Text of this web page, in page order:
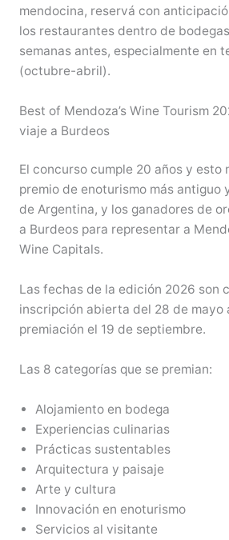
mendocina, reservá con
los restaurantes dentro de
semanas antes, especialmente en
(octubre-abril).
Best of Mendoza’s Wine Tourism
viaje a Burdeos
El concurso cumple 20 años y esto
premio de enoturismo más antiguo
de Argentina, y los ganadores de
a Burdeos para representar a
Wine Capitals.
Las fechas de la edición 2026 son
inscripción abierta del 28 de mayo
premiación el 19 de septiembre.
Las 8 categorías que se premian:
Alojamiento en bodega
Experiencias culinarias
Prácticas sustentables
Arquitectura y paisaje
Arte y cultura
Innovación en enoturismo
Servicios al visitante